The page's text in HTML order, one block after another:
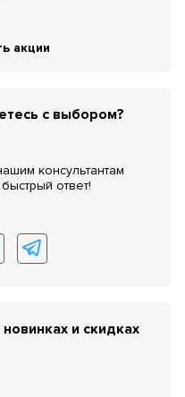
акции
с выбором?
консультантам
ответ!
и скидках